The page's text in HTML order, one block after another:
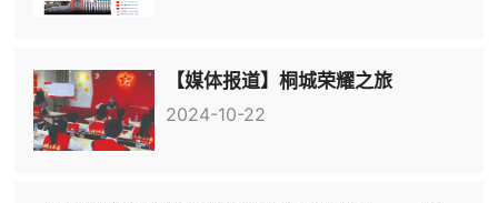
【媒体报道】桐城荣耀之旅
2024-10-22